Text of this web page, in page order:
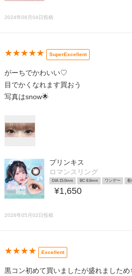
2024年08月04日投稿
★★★★★ SuperExcellent
がーちでかわいい♡
目でかくなれます買おう
写真はsnow🌟
プリンキス
ロマンスリング
DIA 15.0mm BC 8.6mm ワンデー 着
¥1,650
2026年05月02日投稿
★★★★ Excellent
黒コン初めて買いましたが盛れましため